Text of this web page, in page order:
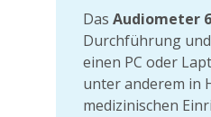
Das Audiometer
Durchführung
einen PC oder
unter anderem in
medizinischen